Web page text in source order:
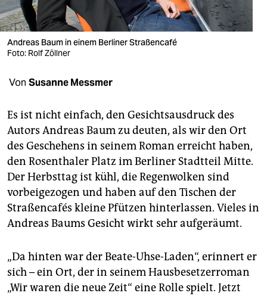
verlag
verlag
veranstaltungen
shop
unterstützen
abo
genossenschaft
epaper login
Andreas Baum in einem Berliner Straßencafé
Foto: Rolf Zöllner
Von Susanne Messmer
Es ist nicht einfach, den Gesichtsausdruck des
Autors Andreas Baum zu deuten, als wir den Ort
des Geschehens in seinem Roman erreicht haben,
den Rosenthaler Platz im Berliner Stadtteil Mitte.
Der Herbsttag ist kühl, die Regenwolken sind
vorbeigezogen und haben auf den Tischen der
Straßencafés kleine Pfützen hinterlassen. Vieles in
Andreas Baums Gesicht wirkt sehr aufgeräumt.
„Da hinten war der Beate-Uhse-Laden“, erinnert er
sich – ein Ort, der in seinem Hausbesetzerroman
„Wir waren die neue Zeit“ eine Rolle spielt. Jetzt